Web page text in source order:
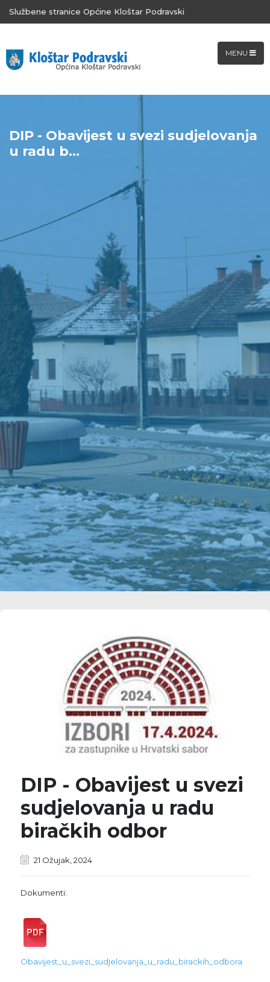
Službene stranice Općine Kloštar Podravski
MENU
DIP - Obavijest u svezi sudjelovanja
u radu b...
DIP - Obavijest u svezi
sudjelovanja u radu
biračkih odbor
21 Ožujak, 2024
Dokumenti:
Obavijest_u_svezi_sudjelovanja_u_radu_birackih_odbora